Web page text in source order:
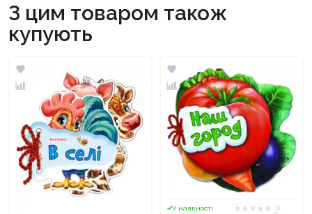
З цим товаром також
купують
У наявності
0